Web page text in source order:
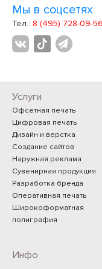
Мы в соцсетях
Тел.: 8 (495) 728-09-56
Услуги
Офсетная печать
Цифровая печать
Дизайн и верстка
Создание сайтов
Наружная реклама
Сувенирная продукция
Разработка бренда
Оперативная печать
Широкоформатная
полиграфия
Инфо